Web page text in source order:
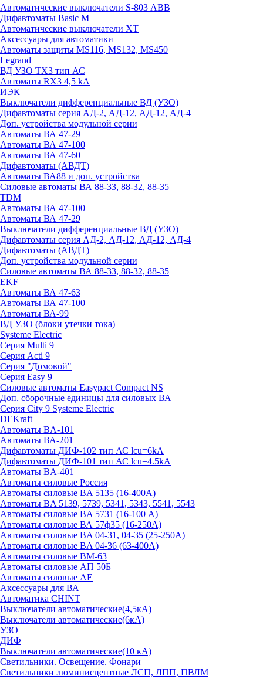
Автоматические выключатели S-803 АВВ
Дифавтоматы Basic M
Автоматические выключатели XT
Аксессуары для автоматики
Автоматы защиты MS116, MS132, MS450
Legrand
ВД УЗО TX3 тип АС
Автоматы RX3 4,5 kA
ИЭК
Выключатели дифференциальные ВД (УЗО)
Дифавтоматы серия АД-2, АД-12, АД-12, АД-4
Доп. устройства модульной серии
Автоматы ВА 47-29
Автоматы ВА 47-100
Автоматы ВА 47-60
Дифавтоматы (АВДТ)
Автоматы ВА88 и доп. устройства
Силовые автоматы ВА 88-33, 88-32, 88-35
TDM
Автоматы ВА 47-100
Автоматы ВА 47-29
Выключатели дифференциальные ВД (УЗО)
Дифавтоматы серия АД-2, АД-12, АД-12, АД-4
Дифавтоматы (АВДТ)
Доп. устройства модульной серии
Силовые автоматы ВА 88-33, 88-32, 88-35
EKF
Автоматы ВА 47-63
Автоматы ВА 47-100
Автоматы ВА-99
ВД УЗО (блоки утечки тока)
Systeme Electric
Серия Multi 9
Серия Acti 9
Серия "Домовой"
Серия Easy 9
Силовые автоматы Easypact Compact NS
Доп. сборочные единицы для силовых ВА
Серия City 9 Systeme Electric
DEKraft
Автоматы BA-101
Автоматы ВА-201
Дифавтоматы ДИФ-102 тип АС lcu=6kA
Дифавтоматы ДИФ-101 тип АС lcu=4.5kA
Автоматы BA-401
Автоматы силовые Россия
Автоматы силовые BA 5135 (16-400А)
Автоматы BA 5139, 5739, 5341, 5343, 5541, 5543
Автоматы силовые BA 5731 (16-100 А)
Автоматы силовые ВА 57ф35 (16-250А)
Автоматы силовые BA 04-31, 04-35 (25-250А)
Автоматы силовые BA 04-36 (63-400А)
Автоматы силовые ВМ-63
Автоматы силовые АП 50Б
Автоматы силовые АЕ
Аксессуары для ВА
Автоматика CHINT
Выключатели автоматические(4,5кА)
Выключатели автоматические(6кА)
УЗО
ДИФ
Выключатели автоматические(10 кА)
Светильники. Освещение. Фонари
Светильники люминисцентные ЛСП, ЛПП, ПВЛМ